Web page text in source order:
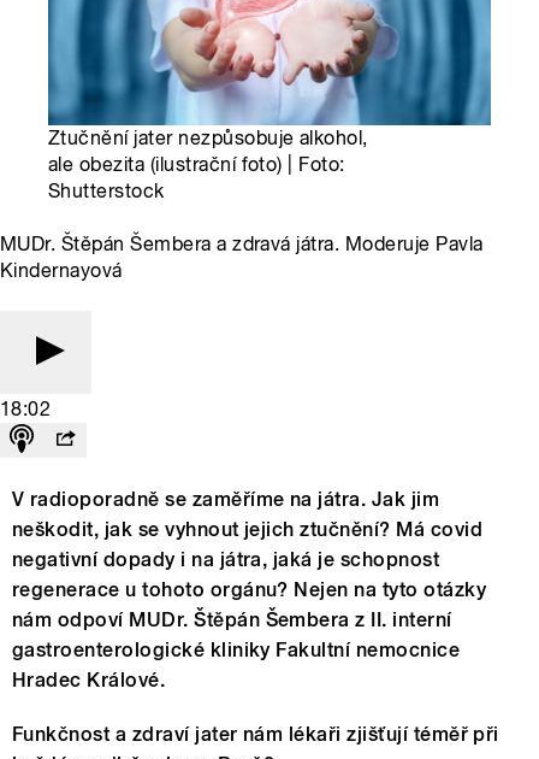
Ztučnění jater nezpůsobuje alkohol,
ale obezita (ilustrační foto) | Foto:
Shutterstock
MUDr. Štěpán Šembera a zdravá játra. Moderuje Pavla
Kindernayová
18:02
V radioporadně se zaměříme na játra. Jak jim
neškodit, jak se vyhnout jejich ztučnění? Má covid
negativní dopady i na játra, jaká je schopnost
regenerace u tohoto orgánu? Nejen na tyto otázky
nám odpoví MUDr. Štěpán Šembera z II. interní
gastroenterologické kliniky Fakultní nemocnice
Hradec Králové.
Funkčnost a zdraví jater nám lékaři zjišťují téměř při